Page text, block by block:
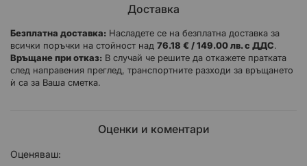
2016 ALL
HONDA CRF 250 R 2015 ALL Rear
HONDA CRF 250 R 2014 ALL Rear
HONDA CRF 250 R
2011 ALL Rear
HONDA CRF 250 R
Доставка
Безплатна доставка: Насладете се на безплатна доставка за
всички поръчки на стойност над 76.18 € / 149.00 лв. с ДДС.
Връщане при отказ: В случай че решите да откажете пратката
след направения преглед, транспортните разходи за връщането
ѝ са за Ваша сметка.
Оценки и коментари
Оценяваш: